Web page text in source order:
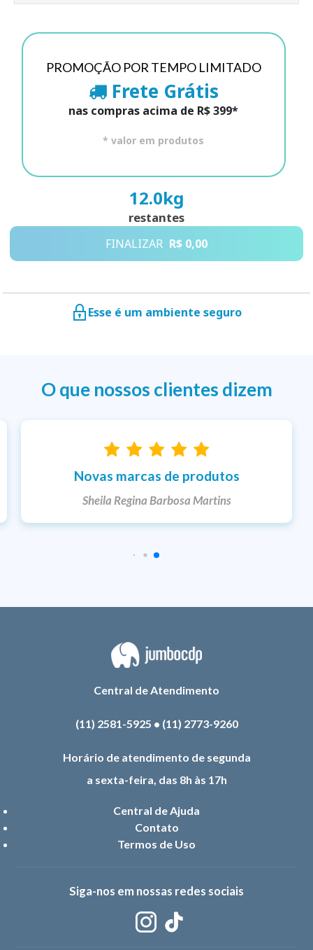
PROMOÇÃO POR TEMPO LIMITADO
Frete Grátis
nas compras acima de R$ 399*
* valor em produtos
12.0kg
restantes
FINALIZAR R$ 0,00
Esse é um ambiente seguro
O que nossos clientes dizem
Entrega rápida
Ketlem
Central de Atendimento
(11) 2581-5925 • (11) 2773-9260
Horário de atendimento de segunda
a sexta-feira, das 8h às 17h
Central de Ajuda
Contato
Termos de Uso
Siga-nos em nossas redes sociais